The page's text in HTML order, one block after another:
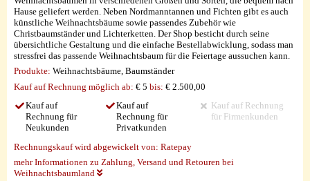
Hause geliefert werden. Neben Nordmanntannen und Fichten gibt es auch
künstliche Weihnachtsbäume sowie passendes Zubehör wie
Christbaumständer und Lichterketten. Der Shop besticht durch seine
übersichtliche Gestaltung und die einfache Bestellabwicklung, sodass man
stressfrei das passende Weihnachtsbaum für die Feiertage aussuchen kann.
Produkte: Weihnachtsbäume, Baumständer
Kauf auf Rechnung möglich ab: € 5 bis: € 2.500,00
Kauf auf
Rechnung für
Neukunden
Kauf auf
Rechnung für
Privatkunden
Kauf auf Rechnung
für Firmenkunden
Rechnungskauf wird abgewickelt von: Ratepay
mehr Informationen zu Zahlung, Versand und Retouren bei
Weihnachtsbaumland